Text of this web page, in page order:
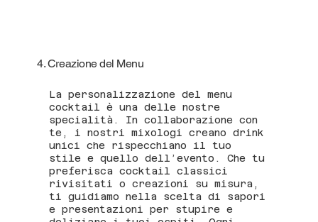
4. Creazione del Menu
La personalizzazione del menu
cocktail è una delle nostre
specialità. In collaborazione con
te, i nostri mixologi creano drink
unici che rispecchiano il tuo
stile e quello dell’evento. Che tu
preferisca cocktail classici
rivisitati o creazioni su misura,
ti guidiamo nella scelta di sapori
e presentazioni per stupire e